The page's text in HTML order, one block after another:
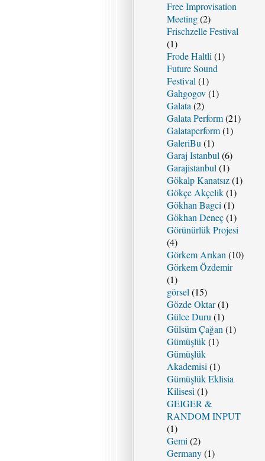
Free Improvisation
Meeting(2)
Frischzelle Festival
(1)
Frode Haltli (1)
Future Sound
Festival (1)
Gahgogov(1)
Galata (2)
Galata Perform(21)
Galataperform(1)
GaleriBu (1)
Garaj Istanbul (6)
Garajistanbul (1)
Gökalp Kanatsız(1)
Gökçe Akçelik(1)
Gökhan Bagci (1)
Gökhan Deneç(1)
Görünürlük Projesi
(4)
Görkem Arıkan (10)
Görkem Özdemir
(1)
görsel (15)
Gözde Oktar(1)
Gülce Duru (1)
Gülsüm Çağan (1)
Gümüşlük(1)
Gümüşlük
Akademisi (1)
Gümüşlük Eklisia
Kilisesi (1)
GEIGER &
RANDOM INPUT
(1)
Gemi (2)
Germany(1)